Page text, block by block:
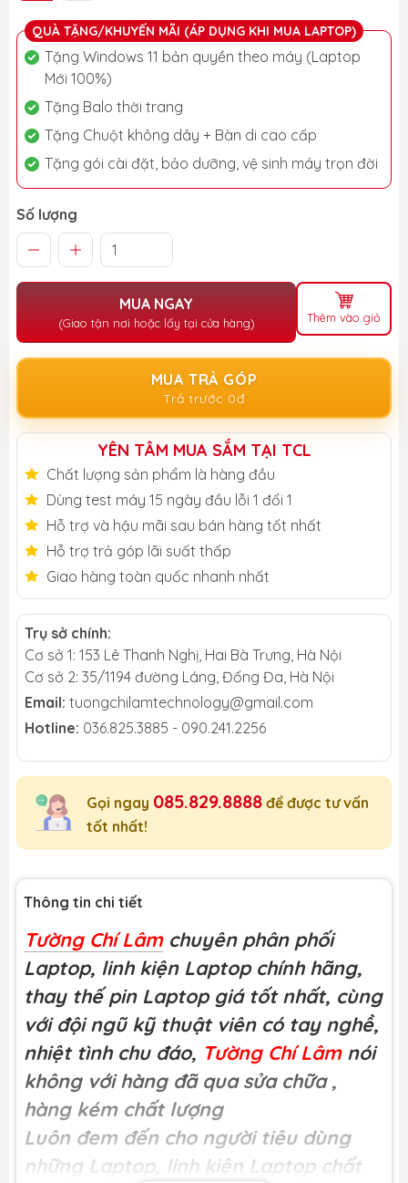
QUÀ TẶNG/KHUYẾN MÃI (ÁP DỤNG KHI MUA LAPTOP)
Tặng Windows 11 bản quyền theo máy (Laptop
Mới 100%)
Tặng Balo thời trang
Tặng Chuột không dây + Bàn di cao cấp
Tặng gói cài đặt, bảo dưỡng, vệ sinh máy trọn đời
Số lượng
MUA NGAY
(Giao tận nơi hoặc lấy tại cửa hàng) Thêm vào giỏ
MUA TRẢ GÓP
Trả trước 0đ
YÊN TÂM MUA SẮM TẠI TCL
Chất lượng sản phẩm là hàng đầu
Dùng test máy 15 ngày đầu lỗi 1 đổi 1
Hỗ trợ và hậu mãi sau bán hàng tốt nhất
Hỗ trợ trả góp lãi suất thấp
Giao hàng toàn quốc nhanh nhất
Trụ sở chính:
Cơ sở 1: 153 Lê Thanh Nghị, Hai Bà Trưng, Hà Nội
Cơ sở 2: 35/1194 đường Láng, Đống Đa, Hà Nội
Email: tuongchilamtechnology@gmail.com
Hotline: 036.825.3885 - 090.241.2256
Gọi ngay 085.829.8888 để được tư vấn
tốt nhất!
Thông tin chi tiết
Tường Chí Lâm chuyên phân phối
Laptop, linh kiện Laptop chính hãng,
thay thế pin Laptop giá tốt nhất, cùng
với đội ngũ kỹ thuật viên có tay nghề,
nhiệt tình chu đáo, Tường Chí Lâm nói
không với hàng đã qua sửa chữa ,
hàng kém chất lượng
Luôn đem đến cho người tiêu dùng
những Laptop, linh kiện Laptop chất